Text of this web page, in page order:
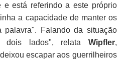
e está referindo a este próprio
a capacidade de manter os
palavra". Falando da situação
dois lados", relata Wipfler,
escapar aos guerrilheiros